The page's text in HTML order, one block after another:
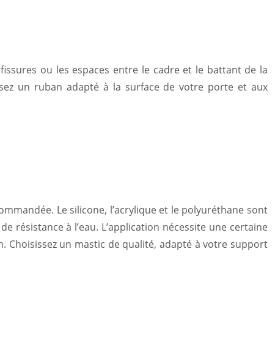
ou les espaces entre le cadre et le battant de la
un ruban adapté à la surface de votre porte et aux
Le silicone, l’acrylique et le polyuréthane sont
résistance à l’eau. L’application nécessite une certaine
Choisissez un mastic de qualité, adapté à votre support